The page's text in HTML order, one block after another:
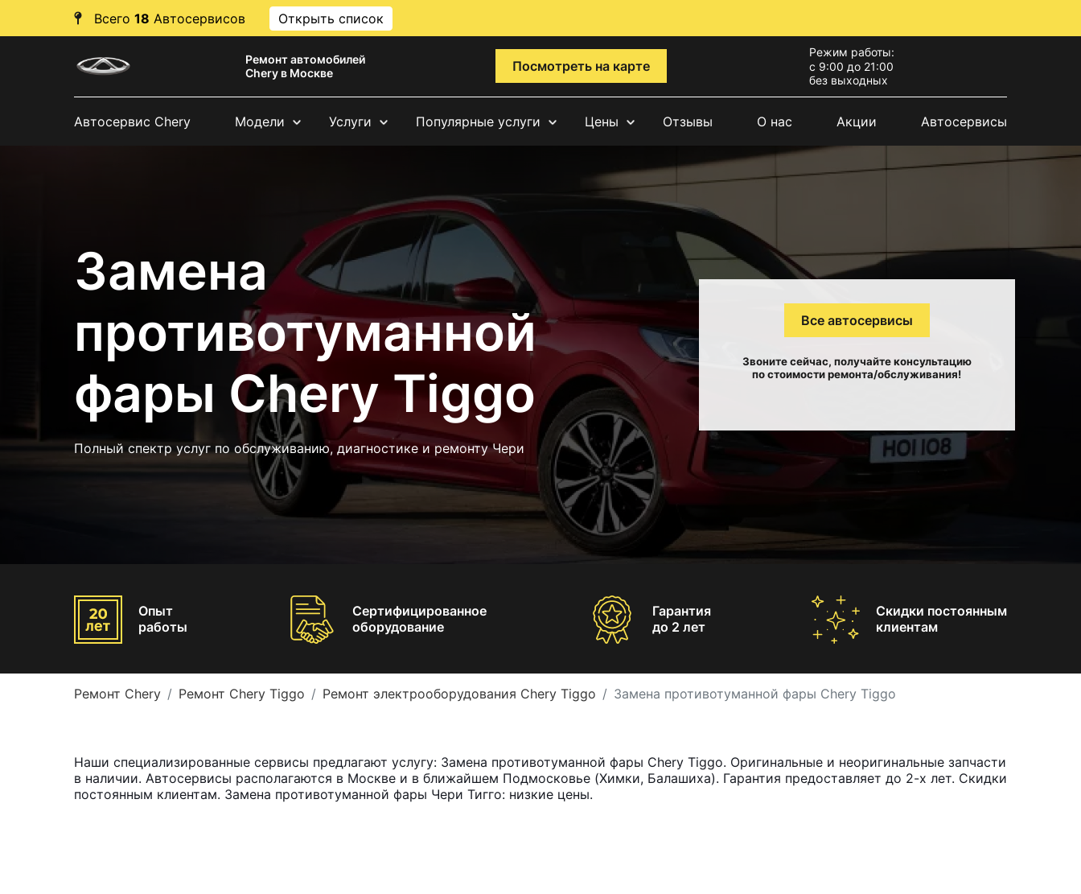
Всего 18 Автосервисов Открыть список
Ремонт автомобилей
Chery в Москве
Посмотреть на карте
Режим работы:
с 9:00 до 21:00
без выходных
Автосервис Chery Модели Услуги Популярные услуги Цены Отзывы О нас Акции Автосервисы
Замена
противотуманной
фары Chery Tiggo
Полный спектр услуг по обслуживанию, диагностике и ремонту Чери
Все автосервисы
Звоните сейчас, получайте консультацию
по стоимости ремонта/обслуживания!
Опыт
работы
Сертифицированное
оборудование
Гарантия
до 2 лет
Скидки постоянным
клиентам
Ремонт Chery Ремонт Chery Tiggo Ремонт электрооборудования Chery Tiggo Замена противотуманной фары Chery Tiggo
Наши специализированные сервисы предлагают услугу: Замена противотуманной фары Chery Tiggo. Оригинальные и неоригинальные запчасти
в наличии. Автосервисы располагаются в Москве и в ближайшем Подмосковье (Химки, Балашиха). Гарантия предоставляет до 2-х лет. Скидки
постоянным клиентам. Замена противотуманной фары Чери Тигго: низкие цены.